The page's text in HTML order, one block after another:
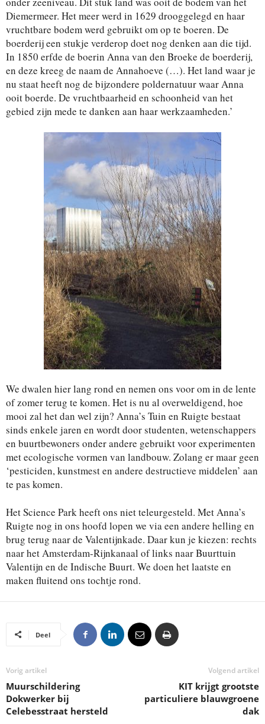
Diemermeer. Het meer werd in 1629 drooggelegd en haar
vruchtbare bodem werd gebruikt om op te boeren. De
boerderij een stukje verderop doet nog denken aan die tijd.
In 1850 erfde de boerin Anna van den Broeke de boerderij,
en deze kreeg de naam de Annahoeve (…). Het land waar je
nu staat heeft nog de bijzondere poldernatuur waar Anna
ooit boerde. De vruchtbaarheid en schoonheid van het
gebied zijn mede te danken aan haar werkzaamheden.’
We dwalen hier lang rond en nemen ons voor om in de lente
of zomer terug te komen. Het is nu al overweldigend, hoe
mooi zal het dan wel zijn? Anna’s Tuin en Ruigte bestaat
sinds enkele jaren en wordt door studenten, wetenschappers
en buurtbewoners onder andere gebruikt voor experimenten
met ecologische vormen van landbouw. Zolang er maar geen
‘pesticiden, kunstmest en andere destructieve middelen’ aan
te pas komen.
Het Science Park heeft ons niet teleurgesteld. Met Anna’s
Ruigte nog in ons hoofd lopen we via een andere helling en
brug terug naar de Valentijnkade. Daar kun je kiezen: rechts
naar het Amsterdam-Rijnkanaal of links naar Buurttuin
Valentijn en de Indische Buurt. We doen het laatste en
maken fluitend ons tochtje rond.
Deel
Vorig artikel
Muurschildering
Dokwerker bij
Celebesstraat hersteld
Volgend artikel
KIT krijgt grootste
particuliere blauwgroene
dak